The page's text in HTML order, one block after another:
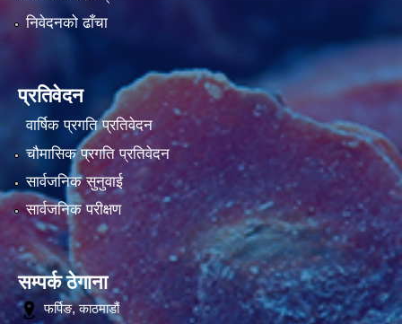
निवेदनको ढाँचा
प्रतिवेदन
वार्षिक प्रगति प्रतिवेदन
चौमासिक प्रगति प्रतिवेदन
सार्वजनिक सुनुवाई
सार्वजनिक परीक्षण
सम्पर्क ठेगाना
फर्पिङ, काठमाडौं